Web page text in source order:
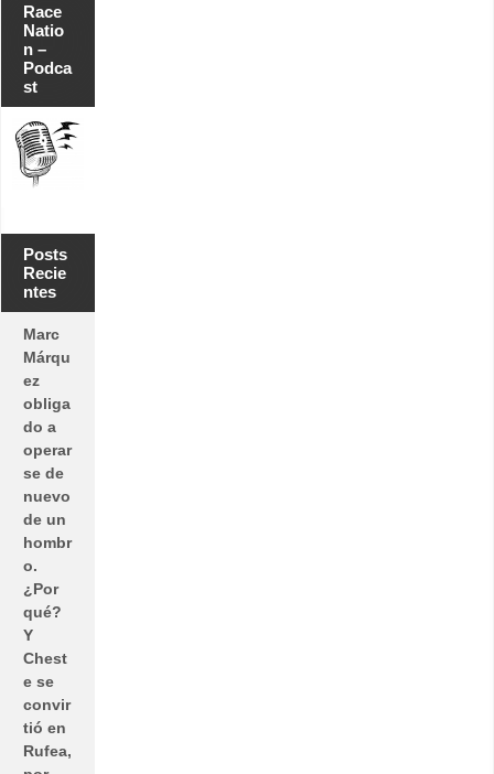
Race
Natio
n –
Podca
st
Posts
Recie
ntes
Marc
Márqu
ez
obliga
do a
operar
se de
nuevo
de un
hombr
o.
¿Por
qué?
Y
Chest
e se
convir
tió en
Rufea,